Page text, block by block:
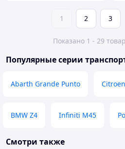
1 2 3
Показано 1 - 29
Популярные серии
Abarth Grande Punto
BMW Z4 Infiniti M45
Смотри также